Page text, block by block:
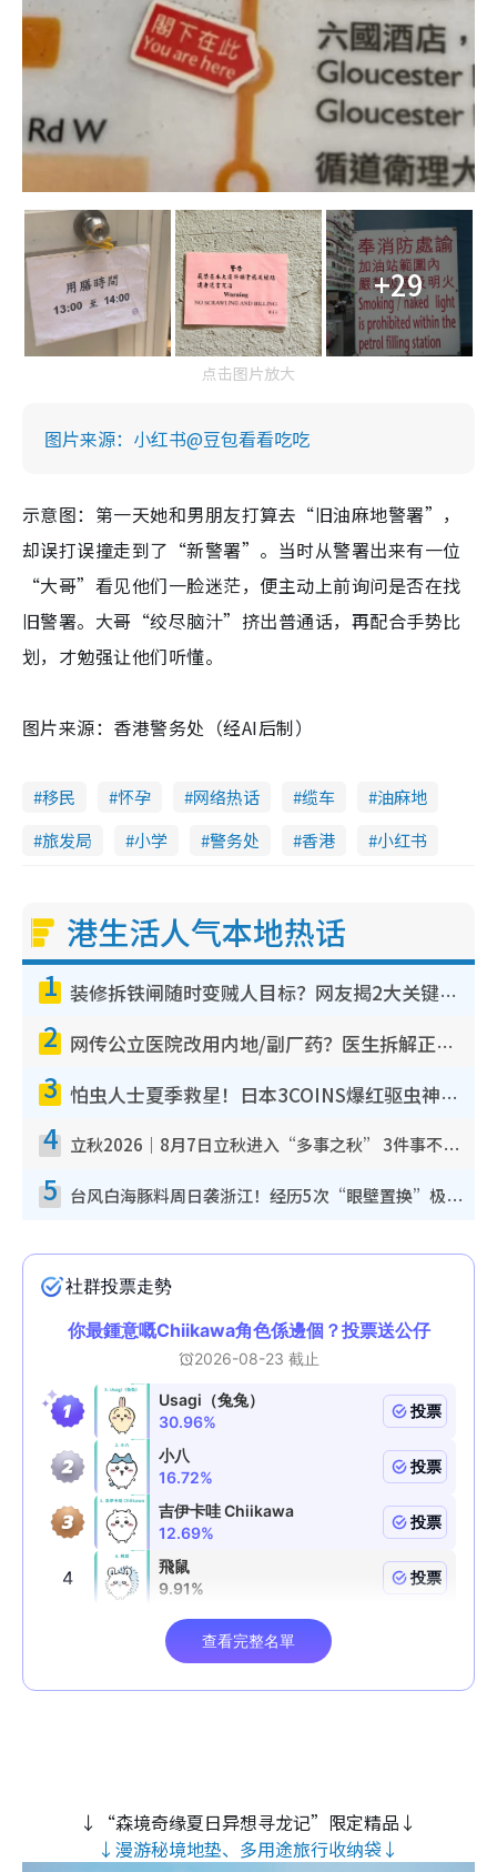
+29
点击图片放大
图片来源：小红书@豆包看看吃吃
示意图：第一天她和男朋友打算去“旧油麻地警署”，
却误打误撞走到了“新警署”。当时从警署出来有一位
“大哥”看见他们一脸迷茫，便主动上前询问是否在找
旧警署。大哥“绞尽脑汁”挤出普通话，再配合手势比
划，才勉强让他们听懂。
图片来源：香港警务处（经AI后制）
移民 怀孕 网络热话 缆车
油麻地
旅发局
小学 警务处 香港 小红书
港生活人气本地热话
1 装修拆铁闸随时变贼人目标？网友揭2大关键用途：装新款等于白装？附新旧铁闸分别
2 网传公立医院改用内地/副厂药？医生拆解正副厂分别，揭4类人换药随时出事
3 怕虫人士夏季救星！日本3COINS爆红驱虫神器$45起 1招“全程免触碰”轻松搞定小强
4 立秋2026｜8月7日立秋进入“多事之秋” 3件事不可做！专家教6招开运 清杂物／钱包纳气接好运
5 台风白海豚料周日袭浙江！经历5次“眼壁置换”极罕见 成登陆内地最长途台风
↓“森境奇缘夏日异想寻龙记”限定精品↓
↓漫游秘境地垫、多用途旅行收纳袋↓